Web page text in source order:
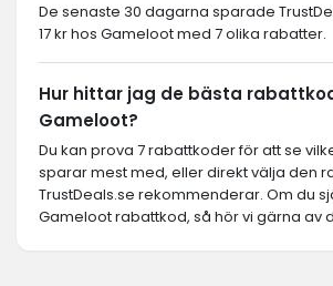
De senaste 30 dagarna sparade
17 kr hos Gameloot med 7 olika rabatter.
Hur hittar jag de bästa
Gameloot?
Du kan prova 7 rabattkoder för att se
sparar mest med, eller direkt välja den
TrustDeals.se rekommenderar. Om du
Gameloot rabattkod, så hör vi gärna av